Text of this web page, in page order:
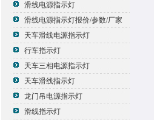
滑线电源指示灯
滑线电源指示灯报价/参数/厂家
天车滑线电源指示灯
行车指示灯
天车三相电源指示灯
天车滑线指示灯
龙门吊电源指示灯
滑线指示灯